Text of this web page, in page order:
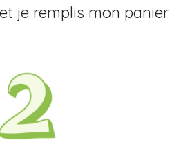
je remplis mon panier